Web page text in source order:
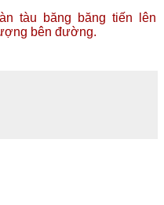
tàu băng băng tiến lên
bên đường.